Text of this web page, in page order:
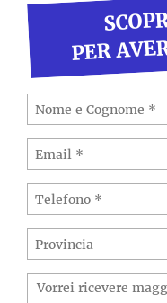
PER